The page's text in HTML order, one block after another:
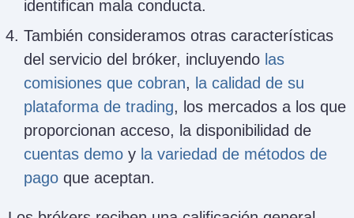
identifican mala conducta.
También consideramos otras características
del servicio del bróker, incluyendo las
comisiones que cobran, la calidad de su
plataforma de trading, los mercados a los que
proporcionan acceso, la disponibilidad de
cuentas demo y la variedad de métodos de
pago que aceptan.